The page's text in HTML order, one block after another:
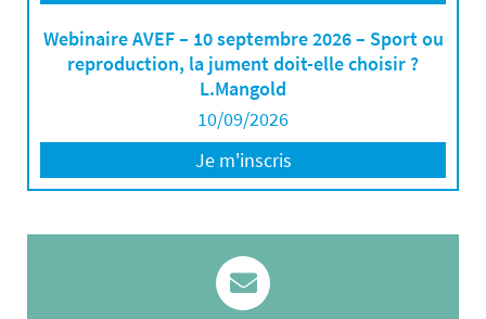
Webinaire AVEF – 10 septembre 2026 – Sport ou
reproduction, la jument doit-elle choisir ?
L.Mangold
10/09/2026
Je m'inscris